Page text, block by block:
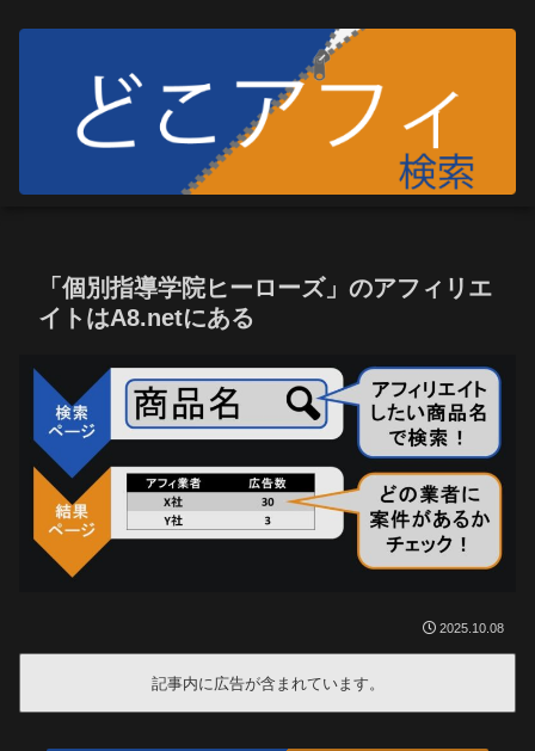
「個別指導学院ヒーローズ」のアフィリエ
イトはA8.netにある
2025.10.08
記事内に広告が含まれています。